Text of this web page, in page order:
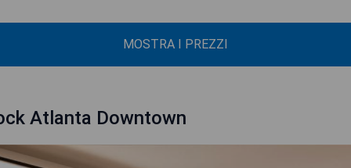
MOSTRA I PREZZI
Atlanta Downtown